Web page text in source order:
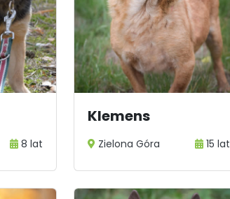
8 lat
Klemens
Zielona Góra 15 lat
1 2